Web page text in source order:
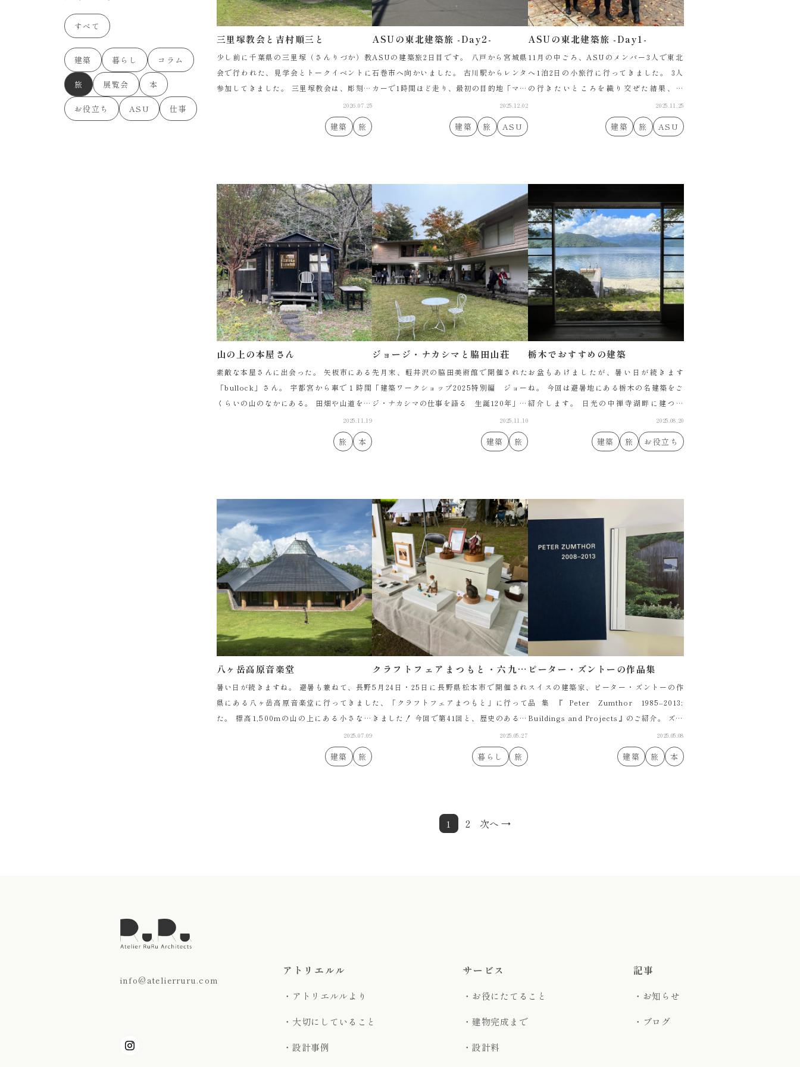
すべて
建築 暮らし コラム
旅 展覧会 本
お役立ち ASU 仕事
三里塚教会と吉村順三と
少し前に千葉県の三里塚（さんりづか）教
会で行われた、見学会とトークイベントに
参加してきました。 三里塚教会は、彫刻家
の戸村一作が施主となり、吉村順三が設計
を手掛けた唯一の教会建築です。 吉村順三
は日本近代建築の巨匠ですが […]
2026.07.25
建築 旅
ASUの東北建築旅 -Day2-
ASUの建築旅2日目です。 八戸から宮城県
石巻市へ向かいました。 古川駅からレンタ
カーで1時間ほど走り、最初の目的地「マル
藤本壮介さん設計の複合文化施設です。ホ
2025.12.02
建築 旅 ASU
ASUの東北建築旅 -Day1-
11月の中ごろ、ASUのメンバー3人で東北
へ1泊2日の小旅行に行ってきました。 3人
の行きたいところを織り交ぜた結果、弘
前、八戸、石巻の3都市を巡ることになりま
した。 1日目は早朝に宇都宮を出て、弘前
と八戸に向かいました […]
2025.11.25
建築 旅 ASU
山の上の本屋さん
素敵な本屋さんに出会った。 矢板市にある
「bullock」さん。 宇都宮から車で１時間
くらいの山のなかにある。 田畑や山道を抜
けていく道中は、わくわくひやひや。 小屋
のような外観に期待が高まる […]
2025.11.19
旅 本
ジョージ・ナカシマと脇田山荘
先月末、軽井沢の脇田美術館で開催された
「建築ワークショップ2025特別編 ジョー
ジ・ナカシマの仕事を語る 生誕120年」に
参加してきました。 建築史家の松隈洋さん
と、ジョージ・ナカシマの家具を製作して
2025.11.10
建築 旅
栃木でおすすめの建築
お盆もあけましたが、暑い日が続きます
ね。 今回は避暑地にある栃木の名建築をご
紹介します。 日光の中禅寺湖畔に建つ、
「イタリア大使館別荘記念公園」（旧イタ
リア大使館別荘）です。 その名の通り、イ
タリア大使が別 […]
2025.08.20
建築 旅 お役立ち
八ヶ岳高原音楽堂
暑い日が続きますね。 避暑も兼ねて、長野
県にある八ヶ岳高原音楽堂に行ってきまし
た。 標高1,500mの山の上にある小さな音
楽ホール。吉村順三が設計した名建築で
す。 この日はチェンバロのミニコン […]
2025.07.09
建築 旅
クラフトフェアまつもと・六九工
藝祭
5月24日・25日に長野県松本市で開催され
た、「クラフトフェアまつもと」に行って
きました！ 今回で第41回と、歴史のあるイ
ベントです。多くの人気作家さんを輩出し
ていて、作家さんの登竜門的な意味 […]
2025.05.27
暮らし 旅
ピーター・ズントーの作品集
スイスの建築家、ピーター・ズントーの作
品集『Peter Zumthor 1985–2013:
Buildings and Projects』のご紹介。 ズン
トーはスイスの建築家で、建築界のノー
2025.05.08
建築 旅 本
1 2 次へ →
info@atelierruru.com
アトリエルル
・アトリエルルより
・大切にしていること
・設計事例
サービス
・お役にたてること
・建物完成まで
・設計料
記事
・お知らせ
・ブログ